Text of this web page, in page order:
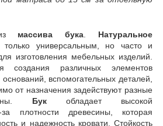
массива бука
Натуральное
только универсальным, но часто и
изготовления мебельных изделий.
создания различных элементов
вспомогательных деталей,
от назначения задействуют разные
Бук обладает высокой
за плотности древесины, которая
и надежность кровати. Стойкость